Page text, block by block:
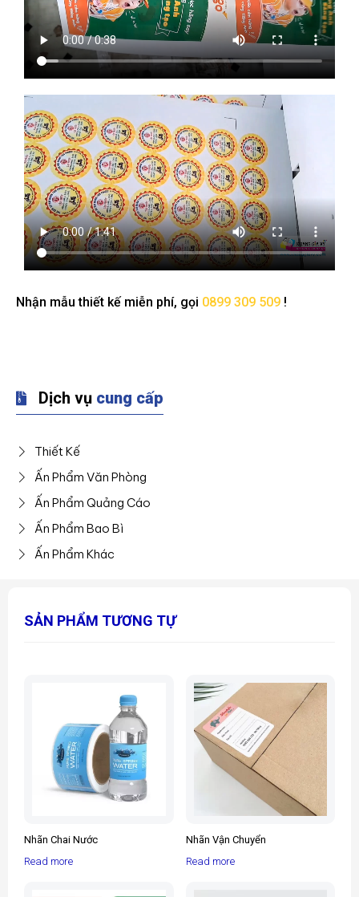
Nhận mẫu thiết kế miễn phí, gọi 0899 309 509 !
Dịch vụ cung cấp
Thiết Kế
Ấn Phẩm Văn Phòng
Ấn Phẩm Quảng Cáo
Ấn Phẩm Bao Bì
Ấn Phẩm Khác
SẢN PHẨM TƯƠNG TỰ
Nhãn Chai Nước
Read more
Nhãn Vận Chuyển
Read more